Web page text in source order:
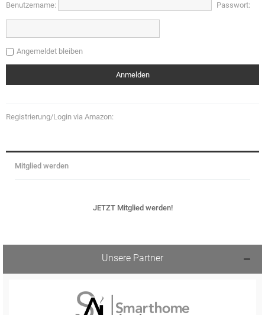
Benutzername: Passwort:
Angemeldet bleiben
Registrierung/Login via Amazon:
Mitglied werden
JETZT Mitglied werden!
Unsere Partner